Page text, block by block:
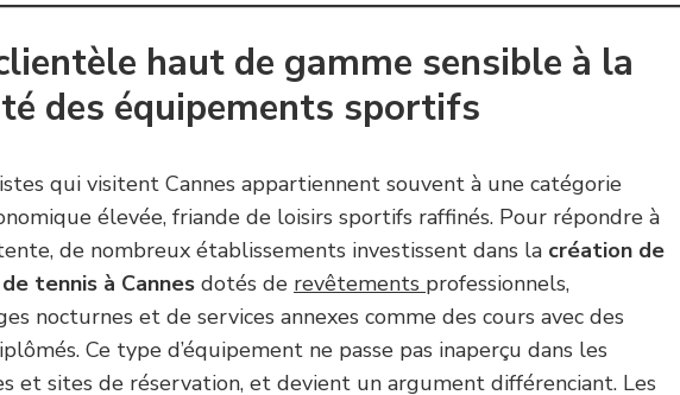
haut de gamme sensible à la
des équipements sportifs
qui visitent Cannes appartiennent souvent à une catégorie
élevée, friande de loisirs sportifs raffinés. Pour répondre à
de nombreux établissements investissent dans la création de
tennis à Cannes dotés de revêtements professionnels,
nocturnes et de services annexes comme des cours avec des
Ce type d’équipement ne passe pas inaperçu dans les
et sites de réservation, et devient un argument différenciant. Les